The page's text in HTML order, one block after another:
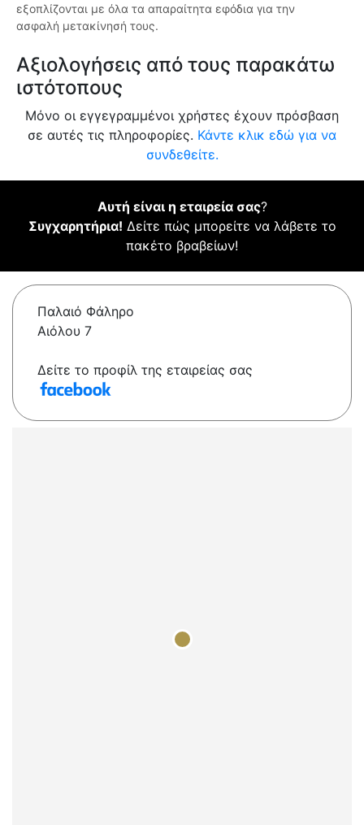
εξοπλίζονται με όλα τα απαραίτητα εφόδια για την
ασφαλή μετακίνησή τους.
Αξιολογήσεις από τους παρακάτω
ιστότοπους
Μόνο οι εγγεγραμμένοι χρήστες έχουν πρόσβαση
σε αυτές τις πληροφορίες. Κάντε κλικ εδώ για να
συνδεθείτε.
Αυτή είναι η εταιρεία σας?
Συγχαρητήρια! Δείτε πώς μπορείτε να λάβετε το
πακέτο βραβείων!
Παλαιό Φάληρο
Αιόλου 7
Δείτε το προφίλ της εταιρείας σας